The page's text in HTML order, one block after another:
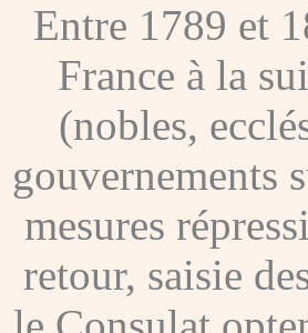
Entre 1789 et
France à la
(nobles,
gouvernements
mesures
retour, saisie